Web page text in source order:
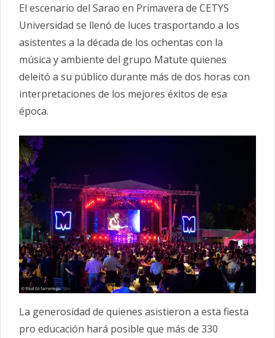
El escenario del Sarao en Primavera de CETYS
Universidad se llenó de luces trasportando a los
asistentes a la década de los ochentas con la
música y ambiente del grupo Matute quienes
deleitó a su público durante más de dos horas con
interpretaciones de los mejores éxitos de esa
época.
La generosidad de quienes asistieron a esta fiesta
pro educación hará posible que más de 330